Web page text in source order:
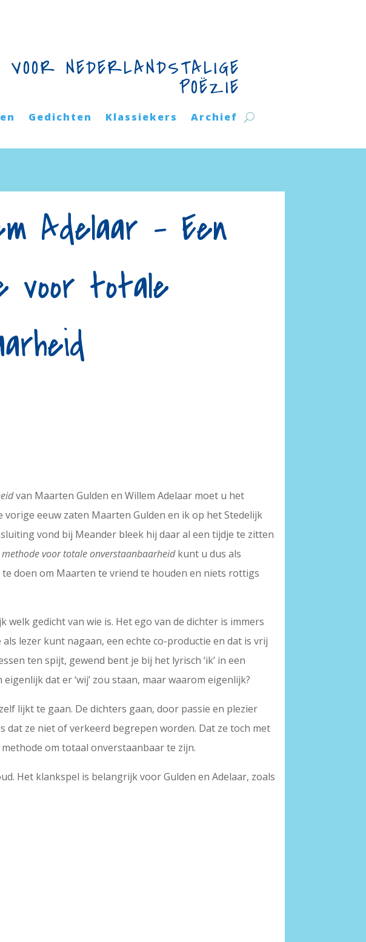
NEDERLANDSTALIGE
POËZIE
Gedichten Klassiekers Archief
Adelaar – Een
voor totale
van Maarten Gulden en Willem Adelaar moet u het
eeuw zaten Maarten Gulden en ik op het Stedelijk
vond bij Meander bleek hij daar al een tijdje te zitten
methode voor totale onverstaanbaarheidkunt u dus als
doen om Maarten te vriend te houden en niets rottigs
gedicht van wie is. Het ego van de dichter is immers
lezer kunt nagaan, een echte co-productie en dat is vrij
ten spijt, gewend bent je bij het lyrisch ‘ik’ in een
dat er ‘wij’ zou staan, maar waarom eigenlijk?
lijkt te gaan. De dichters gaan, door passie en plezier
dat ze niet of verkeerd begrepen worden. Dat ze toch met
om totaal onverstaanbaar te zijn.
Het klankspel is belangrijk voor Gulden en Adelaar, zoals